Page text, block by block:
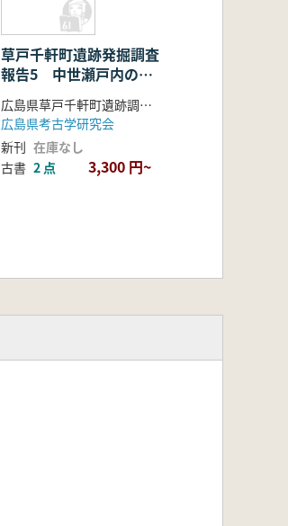
草戸千軒町遺跡発掘調査
報告5 中世瀬戸内の集
落遺跡
広島県草戸千軒町遺跡調査研究所
広島県考古学研究会
新刊 在庫なし
古書 2 点 3,300 円~